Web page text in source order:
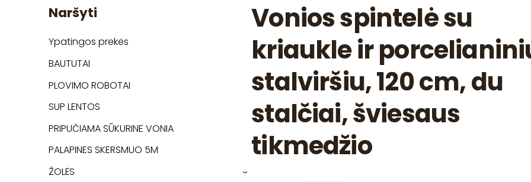
Naršyti
Ypatingos prekės
BAUTUTAI
PLOVIMO ROBOTAI
SUP LENTOS
PRIPUČIAMA SŪKURINE VONIA
PALAPINES SKERSMUO 5M
ŽOLĖS
›
Vonios spintelė su
kriaukle ir
stalviršiu, 120 cm, du
stalčiai, šviesaus
tikmedžio